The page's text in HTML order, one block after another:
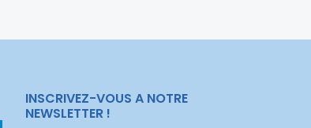
INSCRIVEZ-VOUS A NOTRE
NEWSLETTER !